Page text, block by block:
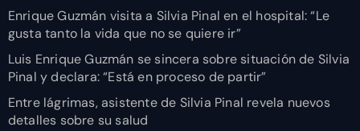
Enrique Guzmán visita a Silvia Pinal en el hospital: “Le
gusta tanto la vida que no se quiere ir”
Luis Enrique Guzmán se sincera sobre situación de Silvia
Pinal y declara: “Está en proceso de partir”
Entre lágrimas, asistente de Silvia Pinal revela nuevos
detalles sobre su salud